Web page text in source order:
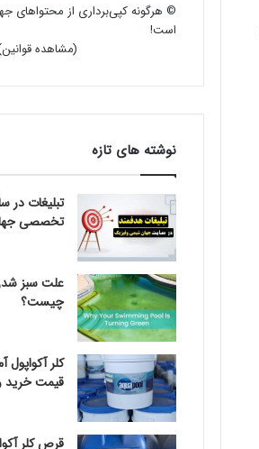
© هرگونه کپی‌برداری از محتواهای
است!
(مشاهده قوانین
نوشته های تازه
تبلیغات در
تخصصی
علت سبز
چیست؟
کلر
قیمت خرید
قرص کلر